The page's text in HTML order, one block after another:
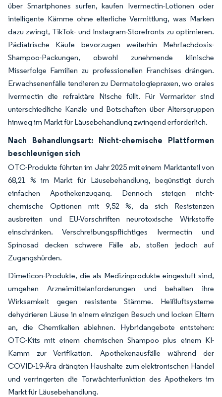
über Smartphones surfen, kaufen Ivermectin-Lotionen oder
intelligente Kämme ohne elterliche Vermittlung, was Marken
dazu zwingt, TikTok- und Instagram-Storefronts zu optimieren.
Pädiatrische Käufe bevorzugen weiterhin Mehrfachdosis-
Shampoo-Packungen, obwohl zunehmende klinische
Misserfolge Familien zu professionellen Franchises drängen.
Erwachsenenfälle tendieren zu Dermatologiepraxen, wo orales
Ivermectin die refraktäre Nische füllt. Für Vermarkter sind
unterschiedliche Kanäle und Botschaften über Altersgruppen
hinweg im Markt für Läusebehandlung zwingend erforderlich.
Nach Behandlungsart: Nicht-chemische Plattformen
beschleunigen sich
OTC-Produkte führten im Jahr 2025 mit einem Marktanteil von
68,21 % im Markt für Läusebehandlung, begünstigt durch
einfachen Apothekenzugang. Dennoch steigen nicht-
chemische Optionen mit 9,52 %, da sich Resistenzen
ausbreiten und EU-Vorschriften neurotoxische Wirkstoffe
einschränken. Verschreibungspflichtiges Ivermectin und
Spinosad decken schwere Fälle ab, stoßen jedoch auf
Zugangshürden.
Dimeticon-Produkte, die als Medizinprodukte eingestuft sind,
umgehen Arzneimittelanforderungen und behalten ihre
Wirksamkeit gegen resistente Stämme. Heißluftsysteme
dehydrieren Läuse in einem einzigen Besuch und locken Eltern
an, die Chemikalien ablehnen. Hybridangebote entstehen:
OTC-Kits mit einem chemischen Shampoo plus einem KI-
Kamm zur Verifikation. Apothekenausfälle während der
COVID-19-Ära drängten Haushalte zum elektronischen Handel
und verringerten die Torwächterfunktion des Apothekers im
Markt für Läusebehandlung.